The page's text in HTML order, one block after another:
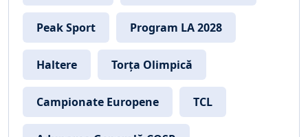
Peak Sport Program LA 2028
Haltere Torța Olimpică
Campionate Europene TCL